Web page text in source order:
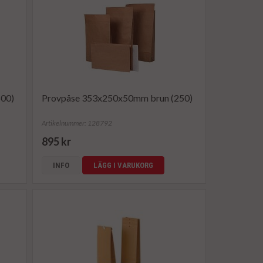
Provpåse 353x250x50mm brun (250)
Artikelnummer: 128792
895 kr
INFO LÄGG I VARUKORG